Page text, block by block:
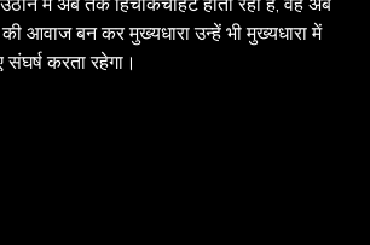
आवाज बन कर मुख्यधारा उन्हें भी मुख्यधारा में
करता रहेगा।